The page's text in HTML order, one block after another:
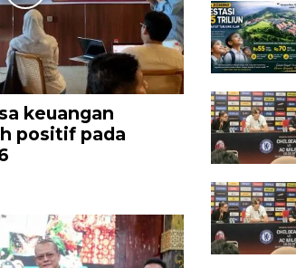
keuangan
positif pada